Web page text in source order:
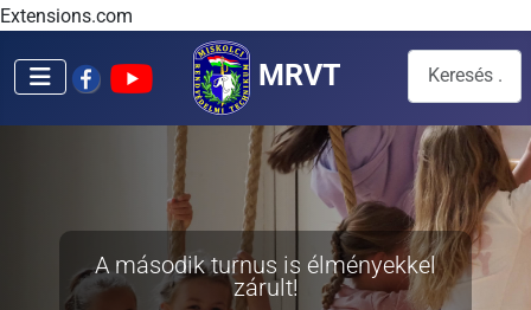
Extensions.com
MRVT Keresés...
A második turnus is élményekkel
zárult!